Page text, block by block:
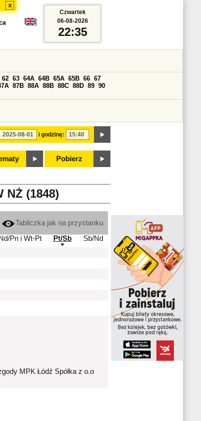
x
i godzinę:
62 63 64A 64B 65A 65B 66 67
87B 88A 88B 88C 88D 89 90
Pobierz
Czwartek
06-08-2026
22:35
NŻ (1848)
Tabliczka jak na przystanku
Nd/Pn i Wt-Pt
Pt/Sb
Sb/Nd
MPK Łódź Spółka z o.o